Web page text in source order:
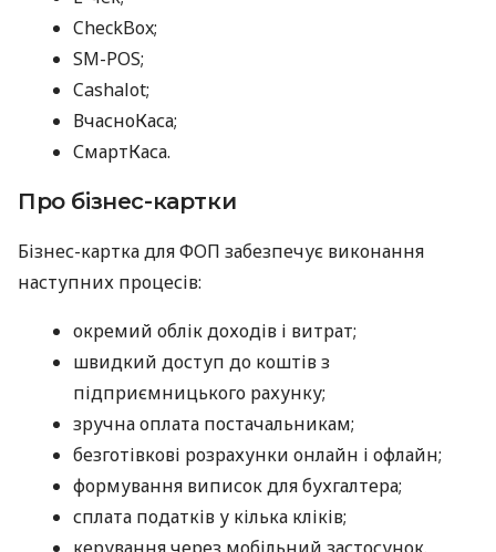
CheckBox;
SM-POS;
Cashalot;
ВчасноКаса;
СмартКаса.
Про бізнес-картки
Бізнес-картка для ФОП забезпечує виконання
наступних процесів:
окремий облік доходів і витрат;
швидкий доступ до коштів з
підприємницького рахунку;
зручна оплата постачальникам;
безготівкові розрахунки онлайн і офлайн;
формування виписок для бухгалтера;
сплата податків у кілька кліків;